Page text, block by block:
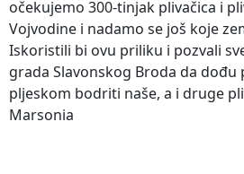
očekujemo 300-tinjak plivačica i
Vojvodine i nadamo se još koje
Iskoristili bi ovu priliku i pozvali
grada Slavonskog Broda da
pljeskom bodriti naše, a i druge
Marsonia